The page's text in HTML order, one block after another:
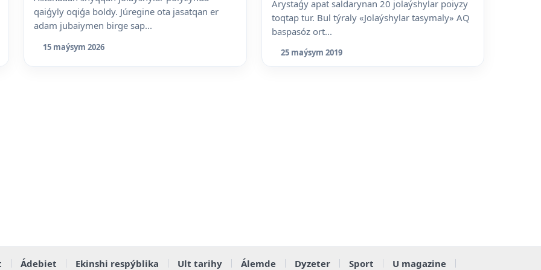
qaiǵyly oqiǵa boldy. Júregine ota jasatqan er
adam jubaiymen birge sap...
15 maýsym 2026
Arystaǵy apat saldarynan 20 jolaýshylar poiyzy
toqtap tur. Bul týraly «Jolaýshylar tasymaly» AQ
baspasóz ort...
25 maýsym 2019
Ádebiet Ekinshi respýblika Ult tarihy Álemde Dyzeter Sport
U magazine